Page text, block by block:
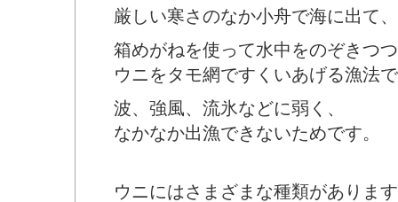
厳しい寒さのなか小舟で海に出て、
箱めがねを使って水中をのぞきつ
ウニをタモ網ですくいあげる漁法
波、強風、流氷などに弱く、
なかなか出漁できないためです。
ウニにはさまざまな種類がありま